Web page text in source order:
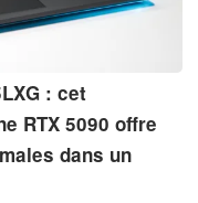
: cet
RTX 5090 offre
dans un